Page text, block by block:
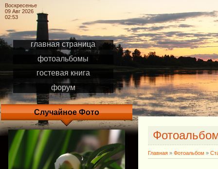
Воскресенье
09 Авг 2026
02:53
главная страница
фотоальбомы
гостевая книга
форум
Случайное Фото
Главная » Фотоальбом »